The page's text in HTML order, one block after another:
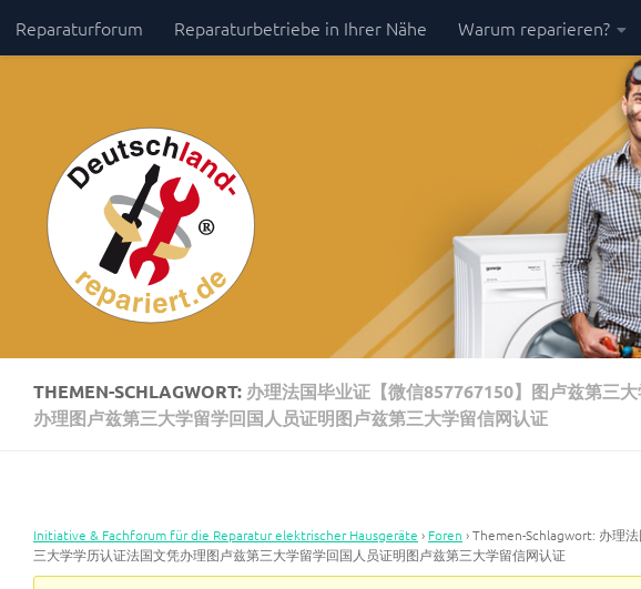
Zum Inhalt springen
Reparaturforum Reparaturbetriebe in Ihrer Nähe Warum reparieren?
THEMEN-SCHLAGWORT: 办理法国毕业证【微信857767150】图卢兹第三
办理图卢兹第三大学留学回国人员证明图卢兹第三大学留信网认证
Initiative & Fachforum für die Reparatur elektrischer Hausgeräte › Foren ›Themen-Schlagwort: 办理
三大学学历认证法国文凭办理图卢兹第三大学留学回国人员证明图卢兹第三大学留信网认证